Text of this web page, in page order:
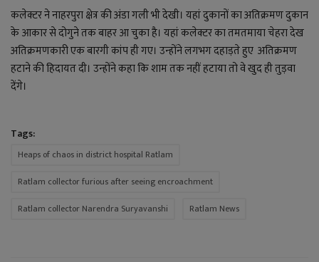
कलेक्टर ने नाहरपुरा क्षेत्र की अंडा गली भी देखी। यहां दुकानों का अतिक्रमण दुकान
के आकार से दोगुने तक बाहर आ चुका है। यहां कलेक्टर का तमतमाया चेहरा देख
अतिक्रमणकारी एक बारगी कांप ही गए। उन्होंने लगभग दहाड़ते हुए अतिक्रमण
हटाने की हिदायत दी। उन्होंने कहा कि शाम तक नहीं हटाया तो वे खुद ही तुड़वा
देंगे।
Tags:
Heaps of chaos in district hospital Ratlam
Ratlam collector furious after seeing encroachment
Ratlam collector Narendra Suryavanshi
Ratlam News